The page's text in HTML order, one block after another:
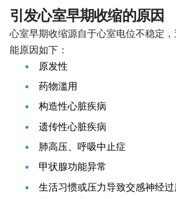
引发心室早期收缩的原因
心室早期收缩源自于心室电位不稳定
能原因如下：
原发性
药物滥用
构造性心脏疾病
遗传性心脏疾病
肺高压、呼吸中止症
甲状腺功能异常
生活习惯或压力导致交感神经